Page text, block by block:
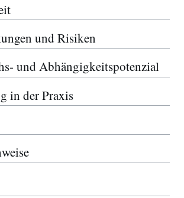
und Risiken
und Abhängigkeitspotenzial
in der Praxis